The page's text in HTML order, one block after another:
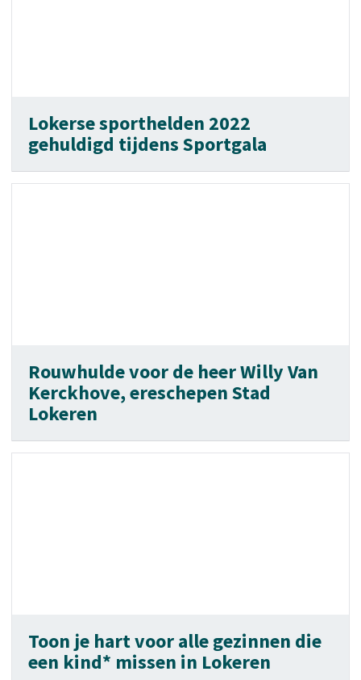
Lokerse sporthelden 2022
gehuldigd tijdens Sportgala
Rouwhulde voor de heer Willy Van
Kerckhove, ereschepen Stad
Lokeren
Toon je hart voor alle gezinnen die
een kind* missen in Lokeren